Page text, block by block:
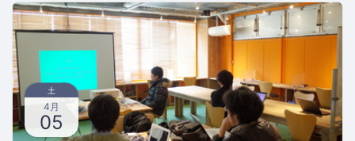
土
4月
05